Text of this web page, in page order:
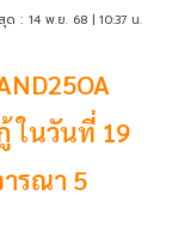
ด : 14 พ.ย. 68 | 10:37 น.
ในวันที่ 19
รณา 5